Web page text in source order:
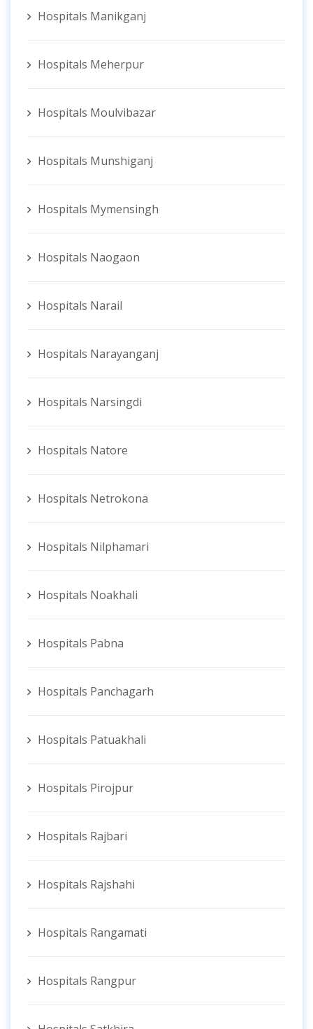
Hospitals Manikganj
Hospitals Meherpur
Hospitals Moulvibazar
Hospitals Munshiganj
Hospitals Mymensingh
Hospitals Naogaon
Hospitals Narail
Hospitals Narayanganj
Hospitals Narsingdi
Hospitals Natore
Hospitals Netrokona
Hospitals Nilphamari
Hospitals Noakhali
Hospitals Pabna
Hospitals Panchagarh
Hospitals Patuakhali
Hospitals Pirojpur
Hospitals Rajbari
Hospitals Rajshahi
Hospitals Rangamati
Hospitals Rangpur